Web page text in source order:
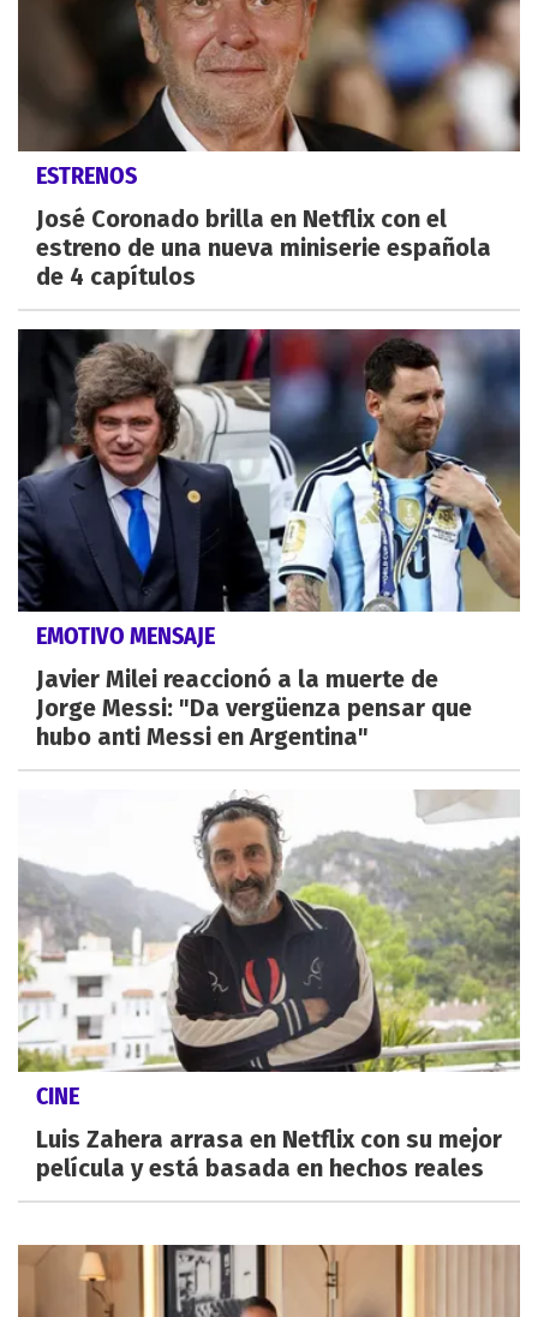
ESTRENOS
José Coronado brilla en Netflix con el
estreno de una nueva miniserie española
de 4 capítulos
EMOTIVO MENSAJE
Javier Milei reaccionó a la muerte de
Jorge Messi: "Da vergüenza pensar que
hubo anti Messi en Argentina"
CINE
Luis Zahera arrasa en Netflix con su mejor
película y está basada en hechos reales